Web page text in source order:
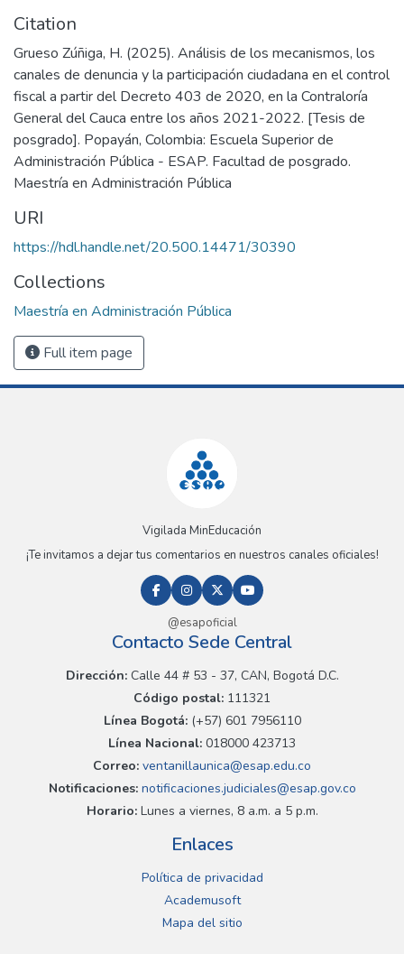
Citation
Grueso Zúñiga, H. (2025). Análisis de los mecanismos, los
canales de denuncia y la participación ciudadana en el control
fiscal a partir del Decreto 403 de 2020, en la Contraloría
General del Cauca entre los años 2021-2022. [Tesis de
posgrado]. Popayán, Colombia: Escuela Superior de
Administración Pública - ESAP. Facultad de posgrado.
Maestría en Administración Pública
URI
https://hdl.handle.net/20.500.14471/30390
Collections
Maestría en Administración Pública
Full item page
Vigilada MinEducación
¡Te invitamos a dejar tus comentarios en nuestros canales oficiales!
@esapoficial
Contacto Sede Central
Dirección:Calle 44 # 53 - 37, CAN, Bogotá D.C.
Código postal: 111321
Línea Bogotá:(+57) 601 7956110
Línea Nacional: 018000 423713
Correo: ventanillaunica@esap.edu.co
Notificaciones:notificaciones.judiciales@esap.gov.co
Horario:Lunes a viernes, 8 a.m. a 5 p.m.
Enlaces
Política de privacidad
Academusoft
Mapa del sitio